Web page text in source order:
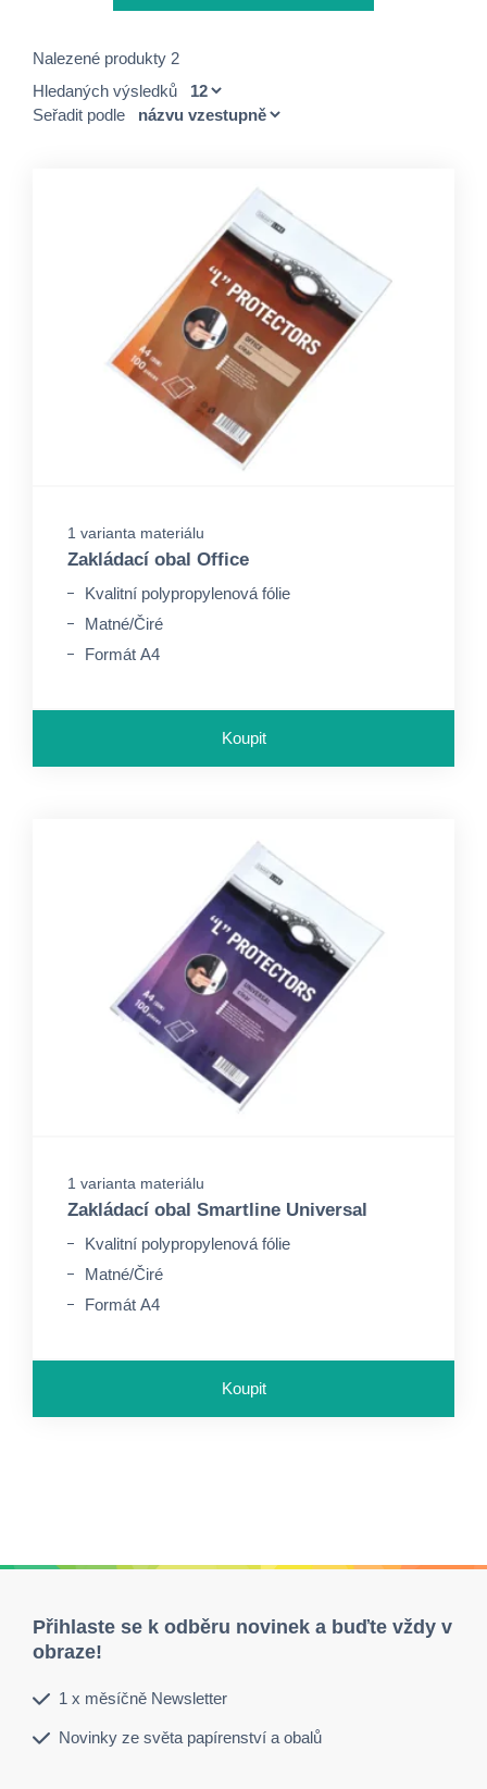
Nalezené produkty 2
Hledaných výsledků
Seřadit podle
1 varianta materiálu
Zakládací obal Office
Kvalitní polypropylenová fólie
Matné/Čiré
Formát A4
Koupit
1 varianta materiálu
Zakládací obal Smartline Universal
Kvalitní polypropylenová fólie
Matné/Čiré
Formát A4
Koupit
Přihlaste se k odběru novinek a buďte vždy v
obraze!
1 x měsíčně Newsletter
Novinky ze světa papírenství a obalů